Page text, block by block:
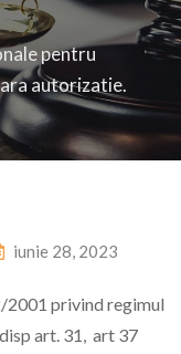
pentru
autorizatie.
iunie 28, 2023
2001 privind regimul
art. 31, art 37